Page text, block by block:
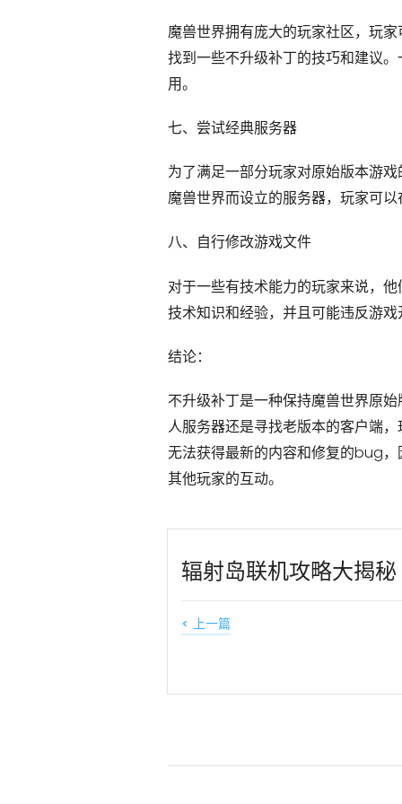
魔兽世界拥有庞大的玩家社区，玩
找到一些不升级补丁的技巧和建议
用。
七、尝试经典服务器
为了满足一部分玩家对原始版本游
魔兽世界而设立的服务器，玩家可
八、自行修改游戏文件
对于一些有技术能力的玩家来说，
技术知识和经验，并且可能违反游
结论：
不升级补丁是一种保持魔兽世界原
人服务器还是寻找老版本的客户端
无法获得最新的内容和修复的bug
其他玩家的互动。
辐射岛联机攻略大揭秘
< 上一篇